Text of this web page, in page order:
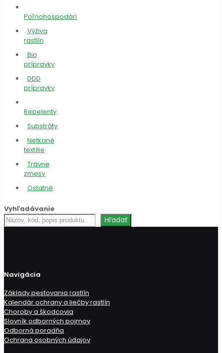
Poľnohospodári
Výživa
rastlín
Bio
prípravky
DDD
prípravky
Repelenty
Substráty
Netkané
textílie
Trávne
zmesy
Ostatné
Vyhľadávanie
Hľadať
produkt
Hľadať
Navigácia
Základy pestovania rastlín
Kalendár ochrany a liečby rastlín
Choroby a škodcovia
Slovník odborných pojmov
Odborná poradňa
Ochrana osobných údajov